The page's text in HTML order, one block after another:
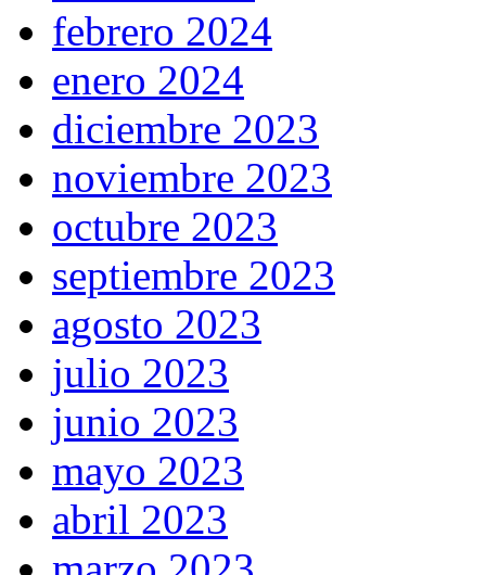
febrero 2024
enero 2024
diciembre 2023
noviembre 2023
octubre 2023
septiembre 2023
agosto 2023
julio 2023
junio 2023
mayo 2023
abril 2023